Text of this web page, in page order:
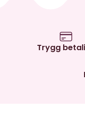
Trygg